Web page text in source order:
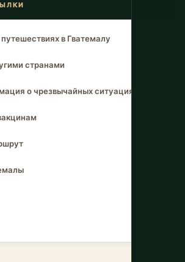
в Гватемалу
странами
о чрезвычайных ситуациях